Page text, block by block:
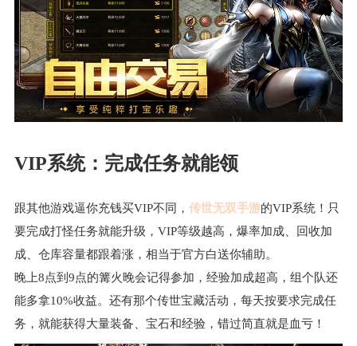
VIP系统：完成任务就能领
跟其他游戏逼你充钱买VIP不同， 传世无双手游的VIP系统！只
要完成打怪任务就能升级，VIP等级越高，爆率加成、回收加
成、仓库容量都跟着涨，相当于官方白送你辅助。
晚上8点到9点的篝火晚会记得参加，经验加成超高，组个队还
能多拿10%收益。还有那个传世宝藏活动，每天按要求完成任
务，就能获得大量装备、宝石和经验，错过简直就是血亏！